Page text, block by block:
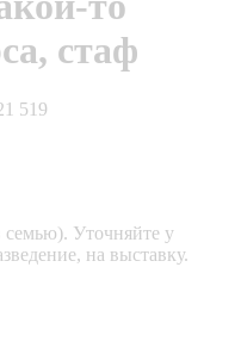
стаф
519
Уточняйте у
на выставку.